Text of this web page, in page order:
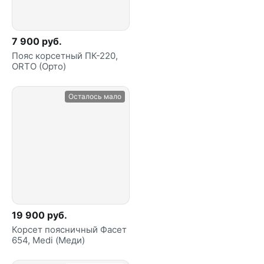
7 900 руб.
Пояс корсетный ПК-220,
ORTO (Орто)
Осталось мало
19 900 руб.
Корсет поясничный Фасет
654, Medi (Меди)